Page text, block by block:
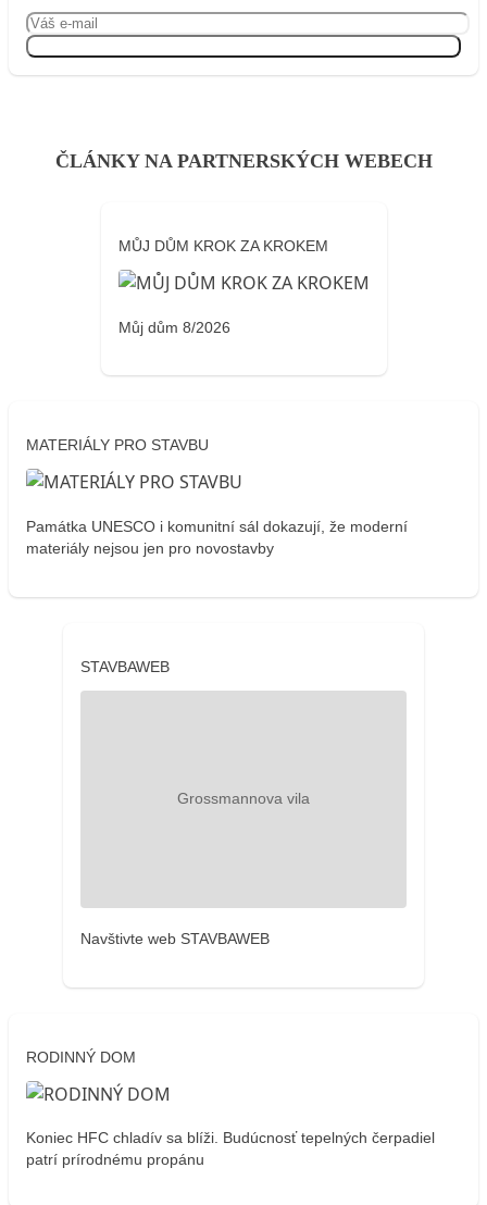
ČLÁNKY NA PARTNERSKÝCH WEBECH
MŮJ DŮM KROK ZA KROKEM
Můj dům 8/2026
MATERIÁLY PRO STAVBU
Památka UNESCO i komunitní sál dokazují, že moderní
materiály nejsou jen pro novostavby
STAVBAWEB
Navštivte web STAVBAWEB
RODINNÝ DOM
Koniec HFC chladív sa blíži. Budúcnosť tepelných čerpadiel
patrí prírodnému propánu